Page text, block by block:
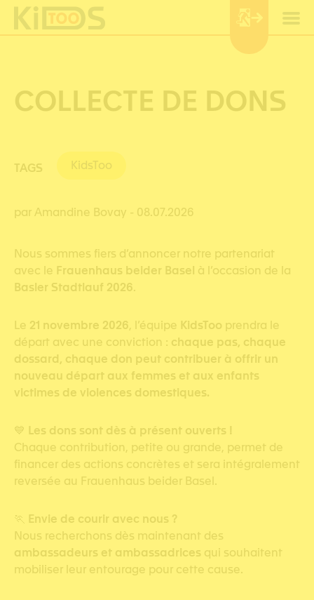
COLLECTE DE DONS
TAGS KidsToo
par Amandine Bovay - 08.07.2026
Nous sommes fiers d’annoncer notre partenariat
avec le Frauenhaus beider Basel à l’occasion de la
Basler Stadtlauf 2026.
Le 21 novembre 2026, l’équipe KidsToo prendra le
départ avec une conviction : chaque pas, chaque
dossard, chaque don peut contribuer à offrir un
nouveau départ aux femmes et aux enfants
victimes de violences domestiques.
💙 Les dons sont dès à présent ouverts !
Chaque contribution, petite ou grande, permet de
financer des actions concrètes et sera intégralement
reversée au Frauenhaus beider Basel.
🏃 Envie de courir avec nous ?
Nous recherchons dès maintenant des
ambassadeurs et ambassadrices qui souhaitent
mobiliser leur entourage pour cette cause.
Panneau de gestion des cookies